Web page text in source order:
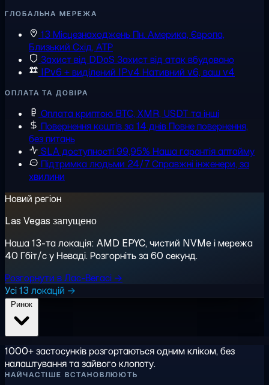
ГЛОБАЛЬНА МЕРЕЖА
13 Місцезнаходжень Пн. Америка, Європа,
Близький Схід, АТР
Захист від DDoS Захист від атак вбудовано
IPv6 + виділений IPv4 Нативний v6, ваш v4
ОПЛАТА ТА ДОВІРА
Оплата криптою BTC, XMR, USDT та інші
Повернення коштів за 14 днів Повне повернення,
без питань
SLA доступності 99,95% Наша гарантія аптайму
Підтримка людьми 24/7Справжні інженери, за
хвилини
Новий регіон
Las Vegas запущено
Наша 13-та локація: AMD EPYC, чистий NVMe і мережа
40 Гбіт/с у Неваді. Розгорніть за 60 секунд.
Розгорнути в Лас-Вегасі →
Усі 13 локацій →
1000+ застосунків розгортаються одним кліком, без
налаштування та зайвого клопоту.
НАЙЧАСТІШЕ ВСТАНОВЛЮЮТЬ